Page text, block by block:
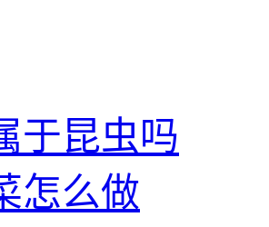
于昆虫吗
怎么做